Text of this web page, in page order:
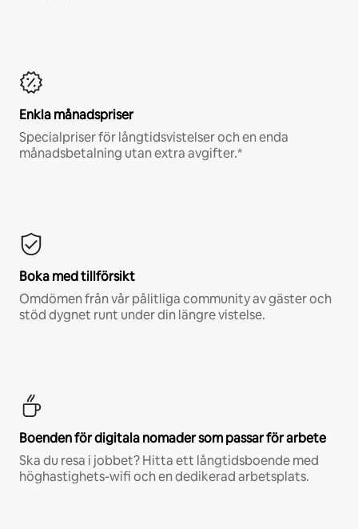
Enkla månadspriser
Specialpriser för långtidsvistelser och en enda
månadsbetalning utan extra avgifter.*
Boka med tillförsikt
Omdömen från vår pålitliga community av gäster och
stöd dygnet runt under din längre vistelse.
Boenden för digitala nomader som passar för arbete
Ska du resa i jobbet? Hitta ett långtidsboende med
höghastighets-wifi och en dedikerad arbetsplats.